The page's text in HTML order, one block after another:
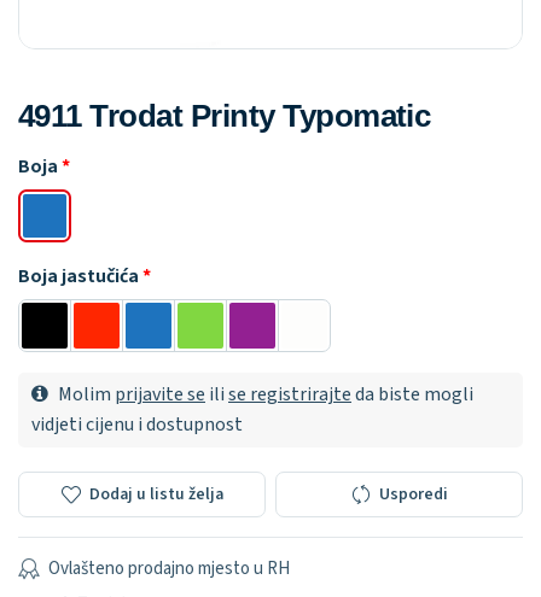
4911 Trodat Printy Typomatic
Boja
Boja jastučića
Molim prijavite se ilise registrirajteda biste mogli
vidjeti cijenu i dostupnost
Dodaj u listu želja Usporedi
Ovlašteno prodajno mjesto u RH